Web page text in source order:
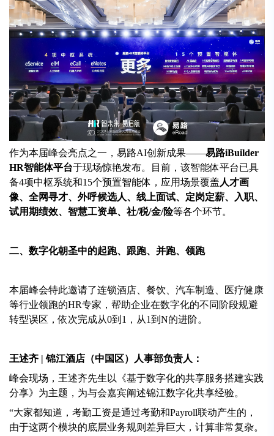
作为本届峰会亮点之一，易路AI创新成果——易路iBuilder
HR智能体平台于现场惊艳发布。目前，该智能体平台已具
备4项中枢系统和15个预置智能体，应用场景覆盖 人才画
像、全网寻才、外呼候选人、线上面试、定岗定薪、入职、
试用期绩效、智慧工资单、社/税/金/险等各个环节。
二、数字化朝圣中的起跑、跟跑、并跑、领跑
本届峰会特此邀请了连锁酒店、餐饮、汽车制造、医疗健康
等行业领跑的HR专家，帮助企业在数字化的不同阶段规避
转型误区，依次完成从0到1，从1到N的进阶。
王述齐 | 锦江酒店（中国区）人事部负责人：
峰会现场，王述齐先生以《基于数字化的共享服务搭建实践
分享》为主题，为与会嘉宾阐述锦江数字化共享经验。
“大家都知道，考勤工资是通过考勤和Payroll联动产生的，
由于这两个模块的底层业务规则差异巨大，计算非常复杂。